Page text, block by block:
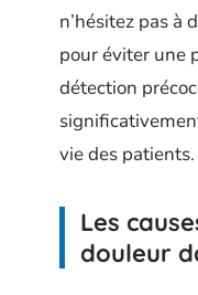
n’hésitez pas à
pour éviter une
détection
vie des patients.
Les
douleur